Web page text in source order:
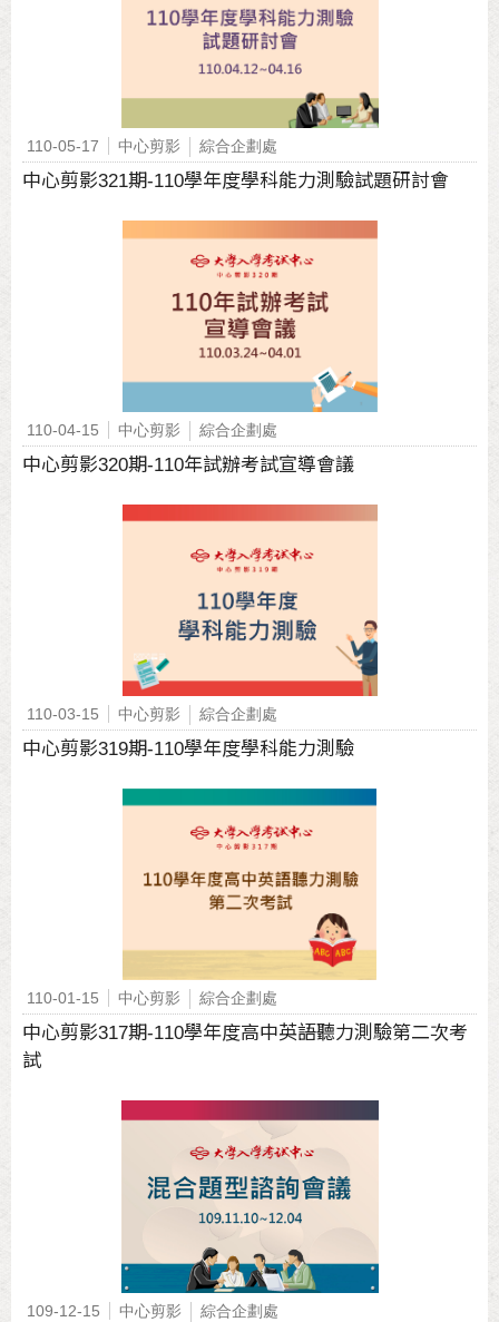
110-05-17 中心剪影 綜合企劃處
中心剪影321期-110學年度學科能力測驗試題研討會
110-04-15 中心剪影 綜合企劃處
中心剪影320期-110年試辦考試宣導會議
110-03-15 中心剪影 綜合企劃處
中心剪影319期-110學年度學科能力測驗
110-01-15 中心剪影 綜合企劃處
中心剪影317期-110學年度高中英語聽力測驗第二次考
試
109-12-15 中心剪影 綜合企劃處